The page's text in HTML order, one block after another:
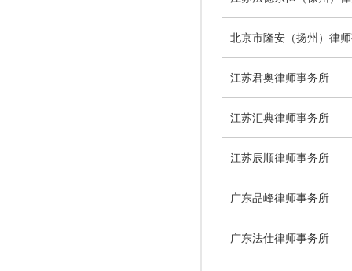
北京市隆安（扬州）律
江苏君奥律师事务所
江苏汇典律师事务所
江苏辰顺律师事务所
广东品峰律师事务所
广东法仕律师事务所